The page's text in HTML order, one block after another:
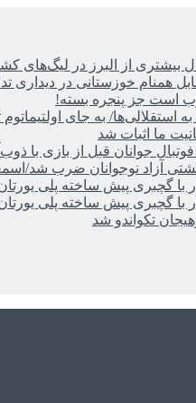
بیشتری از البرز در لیگ‌های
همنام خوزستانی در دیداری
است جز پنجره بسته!
استقلالی‌ها/ به جای
ما اثبات شد
جوانان قبل از بازی با
آزاد نوجوانان ضرب شد/
با گچبری پیش ساخته پلی
با گچبری پیش ساخته پلی
تکواندو شد